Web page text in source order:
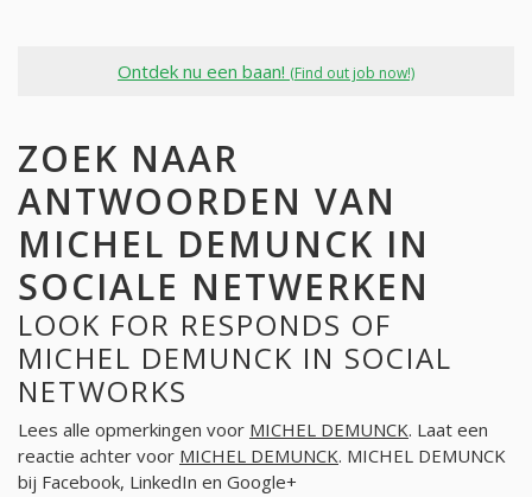
Ontdek nu een baan! (Find out job now!)
ZOEK NAAR
ANTWOORDEN VAN
MICHEL DEMUNCK IN
SOCIALE NETWERKEN
LOOK FOR RESPONDS OF
MICHEL DEMUNCK IN SOCIAL
NETWORKS
Lees alle opmerkingen voor MICHEL DEMUNCK. Laat een
reactie achter voor MICHEL DEMUNCK. MICHEL DEMUNCK
bij Facebook, LinkedIn en Google+